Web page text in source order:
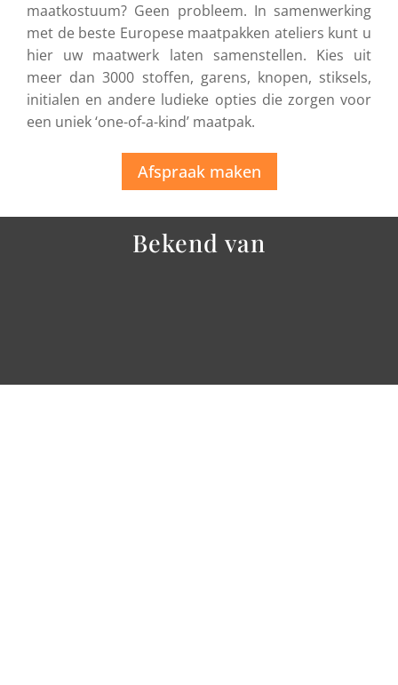
maatkostuum? Geen probleem. In samenwerking
met de beste Europese maatpakken ateliers kunt u
hier uw maatwerk laten samenstellen. Kies uit
meer dan 3000 stoffen, garens, knopen, stiksels,
initialen en andere ludieke opties die zorgen voor
een uniek ‘one-of-a-kind’ maatpak.
Afspraak maken
Bekend van